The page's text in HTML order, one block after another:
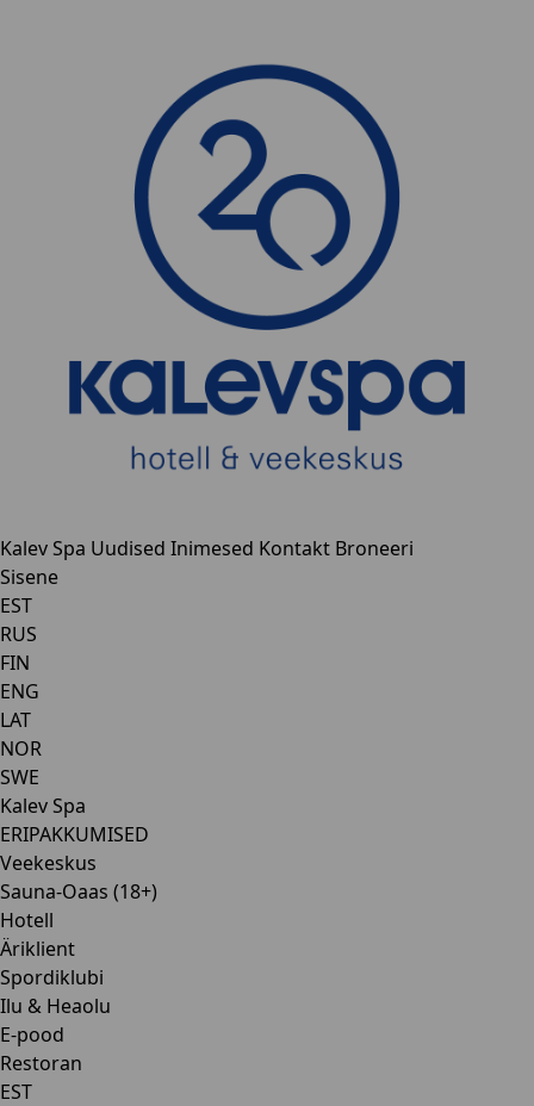
Kalev Spa Uudised Inimesed Kontakt Broneeri
Sisene
EST
RUS
FIN
ENG
LAT
NOR
SWE
Kalev Spa
ERIPAKKUMISED
Veekeskus
Sauna-Oaas (18+)
Hotell
Äriklient
Spordiklubi
Ilu & Heaolu
E-pood
Restoran
EST